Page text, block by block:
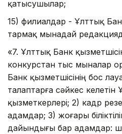
қатысушылар;
15) филиалдар - Ұлттық
тармақ мынадай
«7. Ұлттық Банк
конкурстан тыс мыналар
Банк қызметшісінің бос
талаптарға сәйкес келетін
қызметкерлері; 2) кадр
адамдар; 3) жоғары
дайындығы бар адамдар: